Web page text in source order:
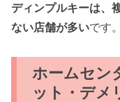
ディンプルキーは、
ない店舗が多いです。
ホームセン
ット・デメ